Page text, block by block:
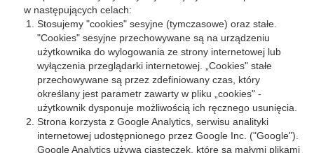
w następujących celach:
Stosujemy "cookies" sesyjne (tymczasowe) oraz stałe.
"Cookies" sesyjne przechowywane są na urządzeniu
użytkownika do wylogowania ze strony internetowej lub
wyłączenia przeglądarki internetowej. „Cookies" stałe
przechowywane są przez zdefiniowany czas, który
określany jest parametr zawarty w pliku „cookies" -
użytkownik dysponuje możliwością ich ręcznego usunięcia.
Strona korzysta z Google Analytics, serwisu analityki
internetowej udostępnionego przez Google Inc. ("Google").
Google Analytics używa ciasteczek, które są małymi plikami